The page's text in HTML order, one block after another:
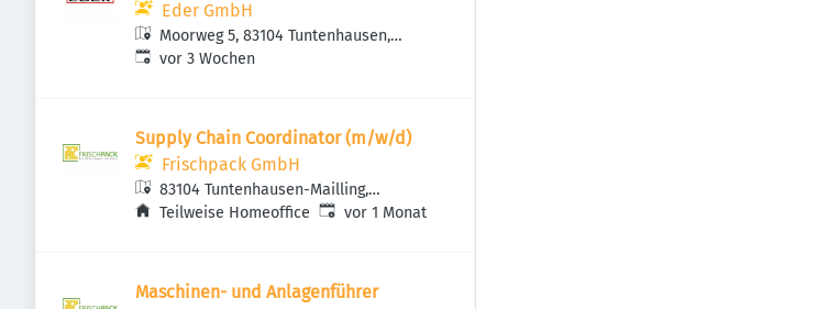
Eder GmbH
Moorweg 5, 83104 Tuntenhausen,
Deutschland
Veröffentlicht:
vor 3 Wochen
Supply Chain Coordinator (m/w/d)
Frischpack GmbH
83104 Tuntenhausen-Mailling,
Deutschland
Teilweise Homeoffice Veröffentlicht:
vor 1 Monat
Maschinen- und Anlagenführer